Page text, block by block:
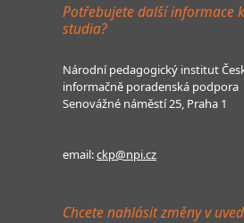
Potřebujete další informace
studia?
Národní pedagogický institut
informačně poradenská podpora
Senovážné náměstí 25, Praha 1
email:ckp@npi.cz
Chcete nahlásit změny v